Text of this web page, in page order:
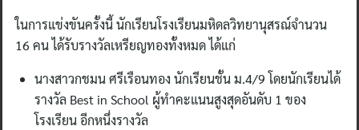
ในการแข่งขันครั้งนี้ นักเรียนโรงเรียนมหิดลวิทยานุสรณ์จำนวน
16 คน ได้รับรางวัลเหรียญทองทั้งหมด ได้แก่
นางสาวกชมน ศรีเรือนทอง นักเรียนชั้น ม.4/9 โดยนักเรียนได้
รางวัล Best in School ผู้ทำคะแนนสูงสุดอันดับ 1 ของ
โรงเรียน อีกหนึ่งรางวัล